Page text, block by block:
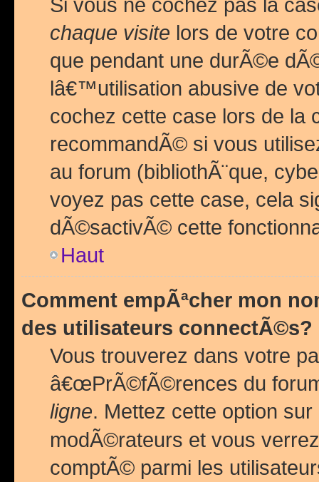
chaque visite lors de votre
que pendant une durÃ©e
lâ€™utilisation abusive de
cochez cette case lors de
recommandÃ© si vous
au forum (bibliothÃ¨que,
voyez pas cette case, cela
dÃ©sactivÃ© cette
Haut
Comment empÃªcher mon
des utilisateurs connectÃ©s?
Vous trouverez dans votre
â€œPrÃ©fÃ©rences du
ligne. Mettez cette option sur
modÃ©rateurs et vous
comptÃ© parmi les